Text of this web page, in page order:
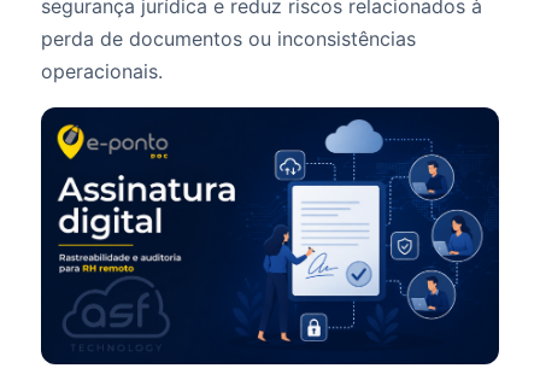
segurança jurídica e reduz riscos relacionados à
perda de documentos ou inconsistências
operacionais.